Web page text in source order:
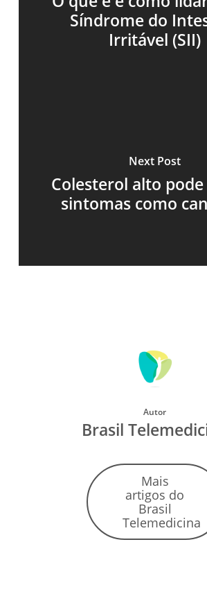
Síndrome do
Irritável (SII)
Next Post
Colesterol alto
sintomas como
Autor
Brasil
Mais
artigos do
Brasil
Telemedicina